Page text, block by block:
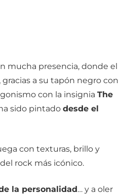
mucha presencia, donde el
gracias a su tapón negro con
con la insignia The
sido pintado desde el
con texturas, brillo y
rock más icónico.
la personalidad… y a oler